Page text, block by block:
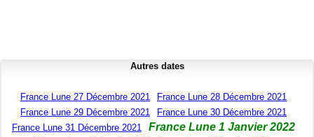
Autres dates
France Lune 27 Décembre 2021
France Lune 28 Décembre 2021
France Lune 29 Décembre 2021
France Lune 30 Décembre 2021
France Lune 31 Décembre 2021
France Lune 1 Janvier 2022